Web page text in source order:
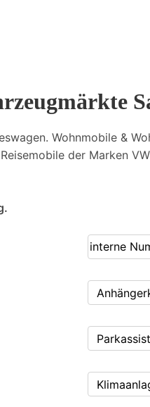
Wohnmobile &
der Marken